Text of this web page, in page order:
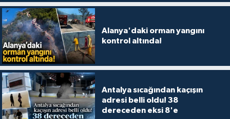
Alanya'daki orman yangını
kontrol altında!
Antalya sıcağından kaçışın
adresi belli oldu! 38
dereceden eksi 8'e